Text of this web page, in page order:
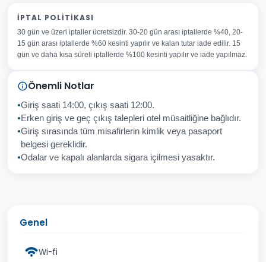
Adınız Soyadınız
E-posta Adresiniz
Konu
Sorunuz
İptal Gönder
İPTAL POLITIKASI
30 gün ve üzeri iptaller ücretsizdir. 30-20 gün arası iptallerde %40, 20-
15 gün arası iptallerde %60 kesinti yapılır ve kalan tutar iade edilir. 15
gün ve daha kısa süreli iptallerde %100 kesinti yapılır ve iade yapılmaz.
Önemli Notlar
Giriş saati 14:00, çıkış saati 12:00.
Erken giriş ve geç çıkış talepleri otel müsaitliğine bağlıdır.
Giriş sırasında tüm misafirlerin kimlik veya pasaport
belgesi gereklidir.
Odalar ve kapalı alanlarda sigara içilmesi yasaktır.
Genel
Wi-fi